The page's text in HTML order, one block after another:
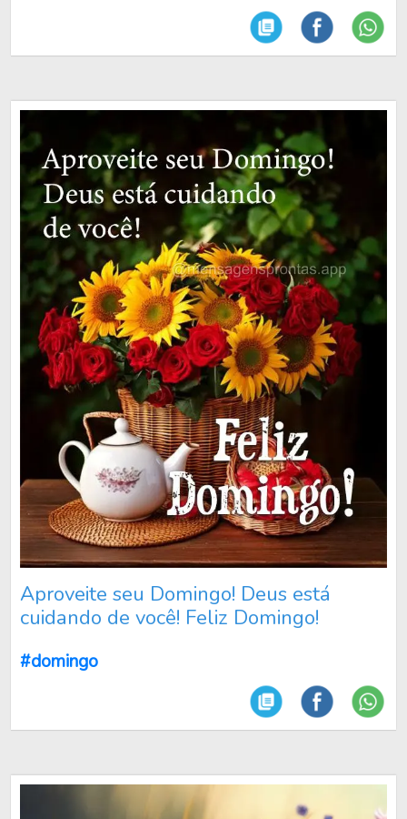
Aproveite seu Domingo! Deus está
cuidando de você! Feliz Domingo!
#domingo